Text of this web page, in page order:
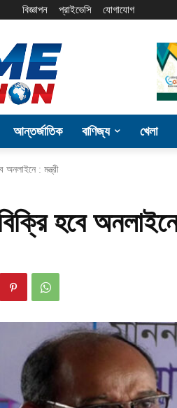
বিজ্ঞাপন প্রাইভেসি যোগাযোগ
আন্তর্জাতিক বাণিজ্য খেলা
অনলাইনে : মন্ত্রী
হবে